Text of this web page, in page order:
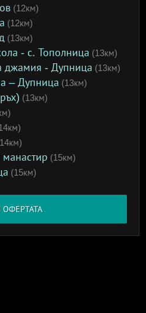
(12км)
(12км)
(13км)
- с. Тополница (13км)
джамия - Дупница (13км)
– Дупница (13км)
(13км)
манастир (15км)
(15км)